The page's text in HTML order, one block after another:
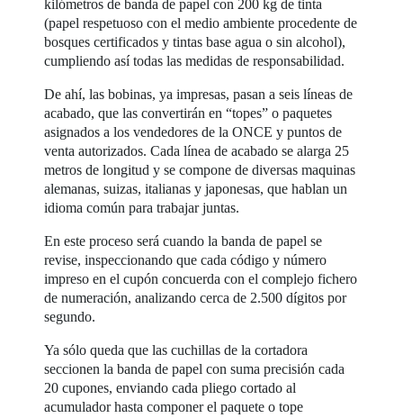
kilómetros de banda de papel con 200 kg de tinta
(papel respetuoso con el medio ambiente procedente de
bosques certificados y tintas base agua o sin alcohol),
cumpliendo así todas las medidas de responsabilidad.
De ahí, las bobinas, ya impresas, pasan a seis líneas de
acabado, que las convertirán en “topes” o paquetes
asignados a los vendedores de la ONCE y puntos de
venta autorizados. Cada línea de acabado se alarga 25
metros de longitud y se compone de diversas maquinas
alemanas, suizas, italianas y japonesas, que hablan un
idioma común para trabajar juntas.
En este proceso será cuando la banda de papel se
revise, inspeccionando que cada código y número
impreso en el cupón concuerda con el complejo fichero
de numeración, analizando cerca de 2.500 dígitos por
segundo.
Ya sólo queda que las cuchillas de la cortadora
seccionen la banda de papel con suma precisión cada
20 cupones, enviando cada pliego cortado al
acumulador hasta componer el paquete o tope